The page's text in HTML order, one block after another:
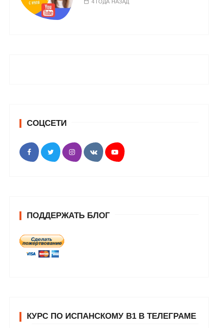
4 ГОДА НАЗАД
СОЦСЕТИ
ПОДДЕРЖАТЬ БЛОГ
КУРС ПО ИСПАНСКОМУ В1 В ТЕЛЕГРАМЕ